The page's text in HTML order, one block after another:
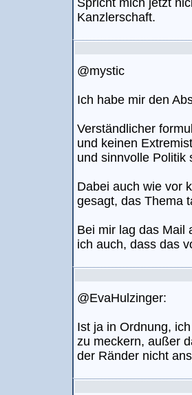
Spricht mich jetzt
Kanzlerschaft.
@mystic
Ich habe mir den
Verständlicher
und keinen
und sinnvolle Politik
Dabei auch wie vor
gesagt, das Thema
Bei mir lag das Mail
ich auch, dass das
@EvaHulzinger:
Ist ja in Ordnung,
zu meckern, außer
der Ränder nicht